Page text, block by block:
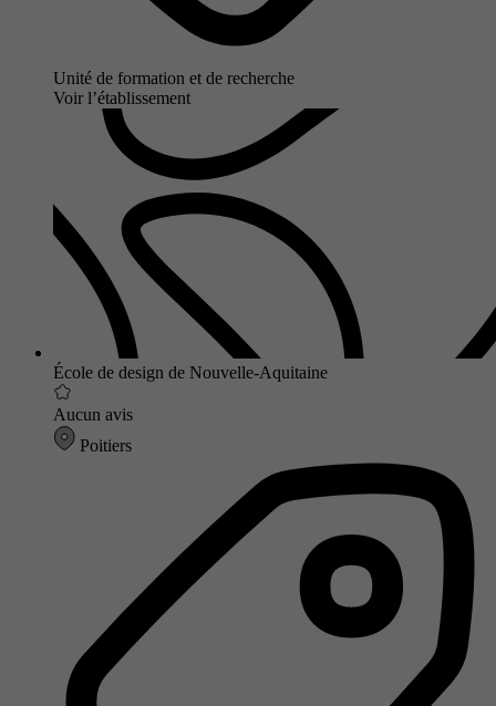
Unité de formation et de recherche
Voir l’établissement
École de design de Nouvelle-Aquitaine
Aucun avis
Poitiers